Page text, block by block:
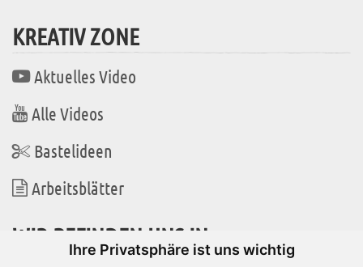
Ihre Privatsphäre ist uns wichtig
KREATIV ZONE
Aktuelles Video
Alle Videos
Bastelideen
Arbeitsblätter
WIR BEFINDEN UNS IN